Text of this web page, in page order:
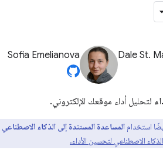
Dale St.
Sofia Emelianova
لتحليل أداء موقعك الإلكتروني.
استخدام المساعدة المستندة إلى الذكاء الاصطناعي
الاصطناعي لتحسين الأداء.